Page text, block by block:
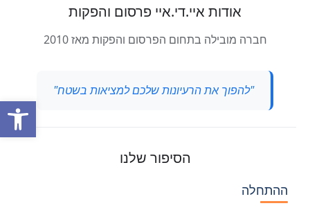
אודות איי.די.איי פרסום והפקות
חברה מובילה בתחום הפרסום והפקות מאז 2010
"להפוך את הרעיונות שלכם למציאות בשטח"
הסיפור שלנו
ההתחלה